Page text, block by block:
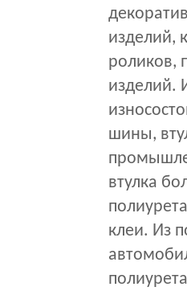
изделий,
роликов,
изделий.
шины,
втулка
клеи. Из